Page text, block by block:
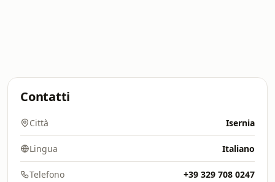
Contatti
Città Isernia
Lingua Italiano
Telefono +39 329 708 0247